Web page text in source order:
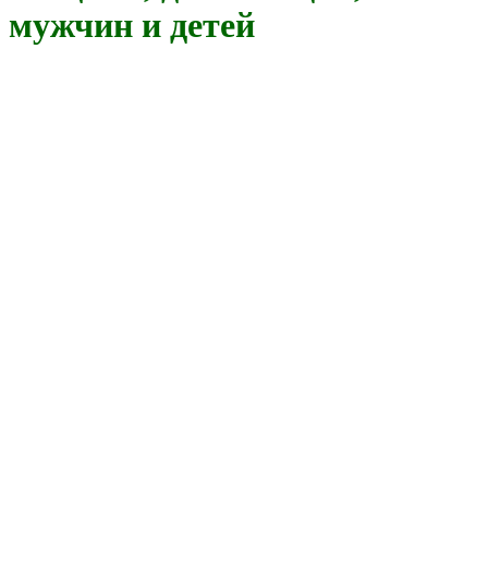
мужчин и детей